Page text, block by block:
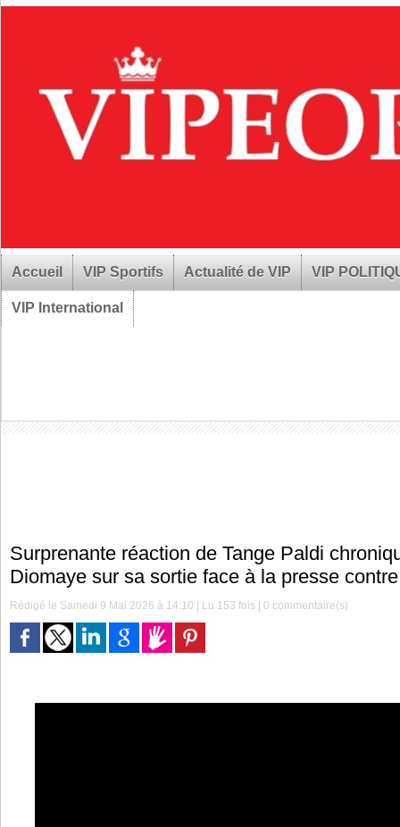
Accueil VIP Sportifs Actualité de VIP VIP
VIP International
Surprenante réaction de Tange Paldi
Diomaye sur sa sortie face à la presse contre
Rédigé le Samedi 9 Mai 2026 à 14:10 | Lu 153 fois |0 commentaire(s)